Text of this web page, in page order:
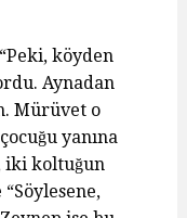
köyden
Aynadan
Mürüvet o
yanına
iki koltuğun
“Söylesene,